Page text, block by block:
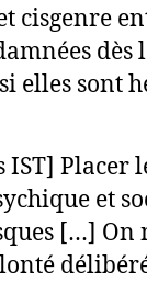
cisgenre
dès
elles sont
IST] Placer
et
[…] On